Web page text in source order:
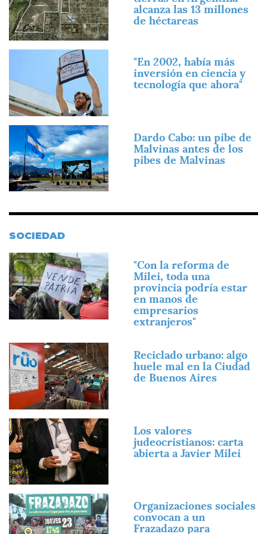
alcanza las 13 millones
de héctareas
"En 2002, había más
inversión en ciencia y
tecnología que ahora"
Imagen
Dardo Cabo: un pibe de
Malvinas antes de los
pibes de Malvinas
SOCIEDAD
Imagen
"Con la reforma de
Milei, toda una
provincia podría estar
en manos de
empresarios
extranjeros"
Imagen
Reciclado urbano: algo
huele mal en la Ciudad
de Buenos Aires
Imagen
Los valores
judeocristianos: carta
abierta a Javier Milei
Imagen
Organizaciones sociales
convocan a un
Frazadazo para